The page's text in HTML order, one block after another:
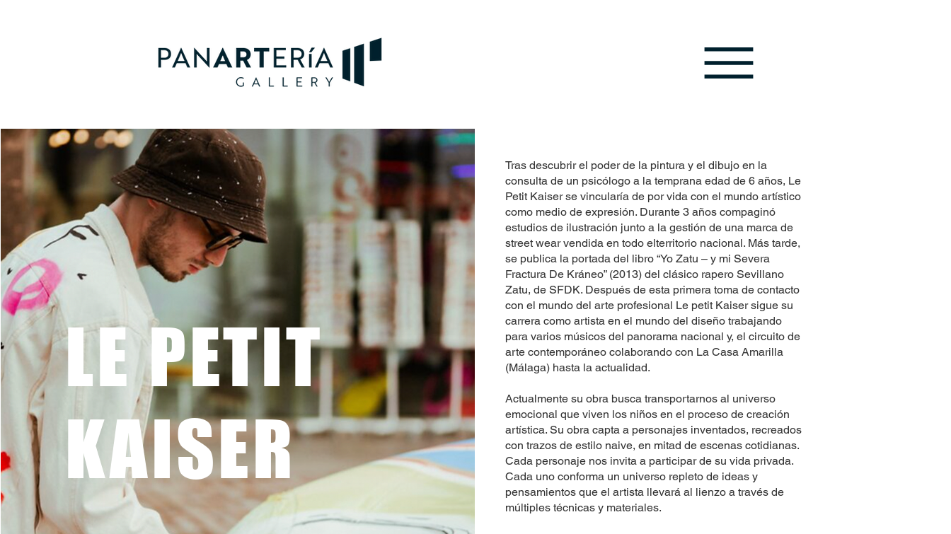
LE PETIT
KAISER
Tras descubrir el poder de la pintura y el dibujo en la
consulta de un psicólogo a la temprana edad de 6 años, Le
Petit Kaiser se vincularía de por vida con el mundo artístico
como medio de expresión. Durante 3 años compaginó
estudios de ilustración junto a la gestión de una marca de
street wear vendida en todo elterritorio nacional. Más tarde,
se publica la portada del libro “Yo Zatu – y mi Severa
Fractura De Kráneo” (2013) del clásico rapero Sevillano
Zatu, de SFDK. Después de esta primera toma de contacto
con el mundo del arte profesional Le petit Kaiser sigue su
carrera como artista en el mundo del diseño trabajando
para varios músicos del panorama nacional y, el circuito de
arte contemporáneo colaborando con La Casa Amarilla
(Málaga) hasta la actualidad.
Actualmente su obra busca transportarnos al universo
emocional que viven los niños en el proceso de creación
artística. Su obra capta a personajes inventados, recreados
con trazos de estilo naive, en mitad de escenas cotidianas.
Cada personaje nos invita a participar de su vida privada.
Cada uno conforma un universo repleto de ideas y
pensamientos que el artista llevará al lienzo a través de
múltiples técnicas y materiales.